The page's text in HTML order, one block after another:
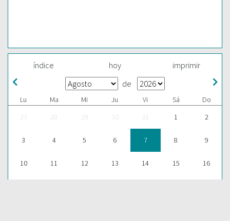
índice hoy imprimir
de
Lu Ma Mi Ju Vi Sá
Do
27
28 29 30 31 1 2
3 4 5 6 7 8 9
10 11 12 13 14 15 16